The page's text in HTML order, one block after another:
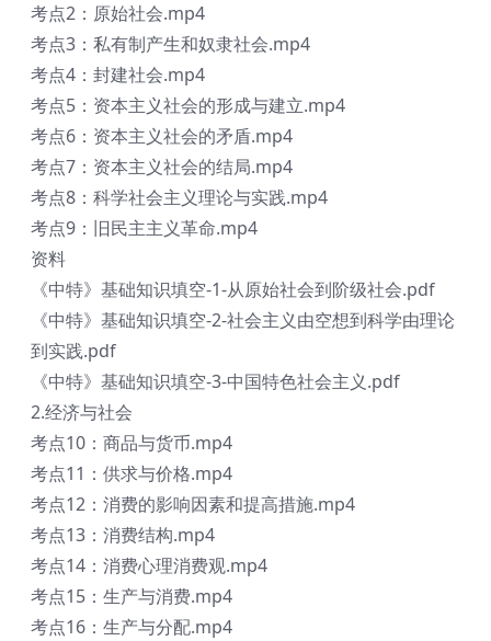
考点2：原始社会.mp4
考点3：私有制产生和奴隶社会.mp4
考点4：封建社会.mp4
考点5：资本主义社会的形成与建立.mp4
考点6：资本主义社会的矛盾.mp4
考点7：资本主义社会的结局.mp4
考点8：科学社会主义理论与实践.mp4
考点9：旧民主主义革命.mp4
资料
《中特》基础知识填空-1-从原始社会到阶级社会.pdf
《中特》基础知识填空-2-社会主义由空想到科学由理论
到实践.pdf
《中特》基础知识填空-3-中国特色社会主义.pdf
2.经济与社会
考点10：商品与货币.mp4
考点11：供求与价格.mp4
考点12：消费的影响因素和提高措施.mp4
考点13：消费结构.mp4
考点14：消费心理消费观.mp4
考点15：生产与消费.mp4
考点16：生产与分配.mp4